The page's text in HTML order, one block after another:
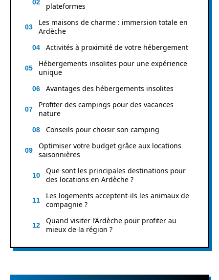
plateformes
Les maisons de charme : immersion totale en
Ardèche
Activités à proximité de votre hébergement
Hébergements insolites pour une expérience
unique
Avantages des hébergements insolites
Profiter des campings pour des vacances
nature
Conseils pour choisir son camping
Optimiser votre budget grâce aux locations
saisonnières
Que sont les principales destinations pour
des locations en Ardèche ?
Les logements acceptent-ils les animaux de
compagnie ?
Quand visiter l’Ardèche pour profiter au
mieux de la région ?